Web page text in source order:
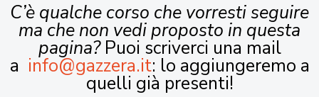
C’è qualche corso che vorresti seguire
ma che non vedi proposto in questa
pagina?Puoi scriverci una mail
a info@gazzera.it: lo aggiungeremo a
quelli già presenti!